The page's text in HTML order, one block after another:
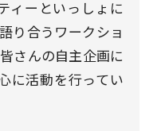
ィーといっしょに
り合うワークショ
さんの自主企画に
に活動を行ってい